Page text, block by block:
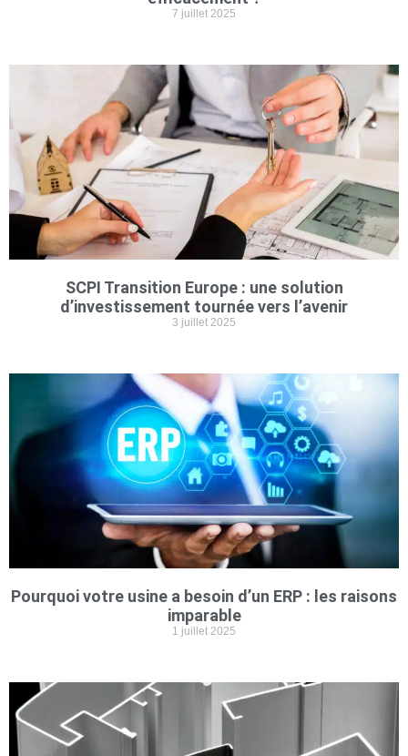
7 juillet 2025
SCPI Transition Europe : une solution
d’investissement tournée vers l’avenir
3 juillet 2025
Pourquoi votre usine a besoin d’un ERP : les raisons
imparable
1 juillet 2025